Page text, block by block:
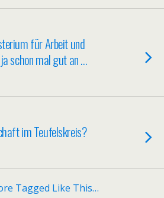
für Arbeit und
schon mal gut an …
im Teufelskreis?
Tagged Like This…